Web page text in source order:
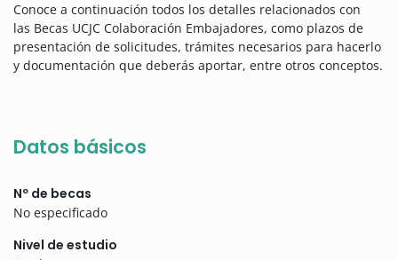
Conoce a continuación todos los detalles relacionados con
las Becas UCJC Colaboración Embajadores, como plazos de
presentación de solicitudes, trámites necesarios para hacerlo
y documentación que deberás aportar, entre otros conceptos.
Datos básicos
Nº de becas
No especificado
Nivel de estudio